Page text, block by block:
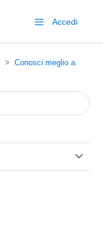
Accedi
Conosci meglio a